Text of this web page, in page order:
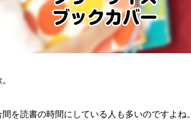
を読書の時間にしている人も多いのですよね。